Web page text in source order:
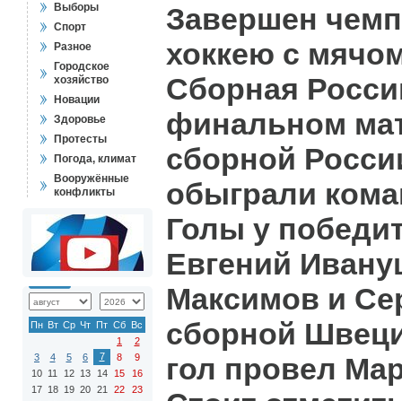
Выборы
Спорт
Разное
Городское
хозяйство
Новации
Здоровье
Протесты
Погода, климат
Вооружённые
конфликты
Пн Вт Ср Чт Пт Сб Вс
1
2
3
4 5 6 7 8
9
10 11 12 13 14 15
16
17 18 19 20 21 22
23
Завершен
хоккею с
Сборная
финальном
сборной
обыграли
Голы у
Евгений
Максимов и
сборной
гол провел